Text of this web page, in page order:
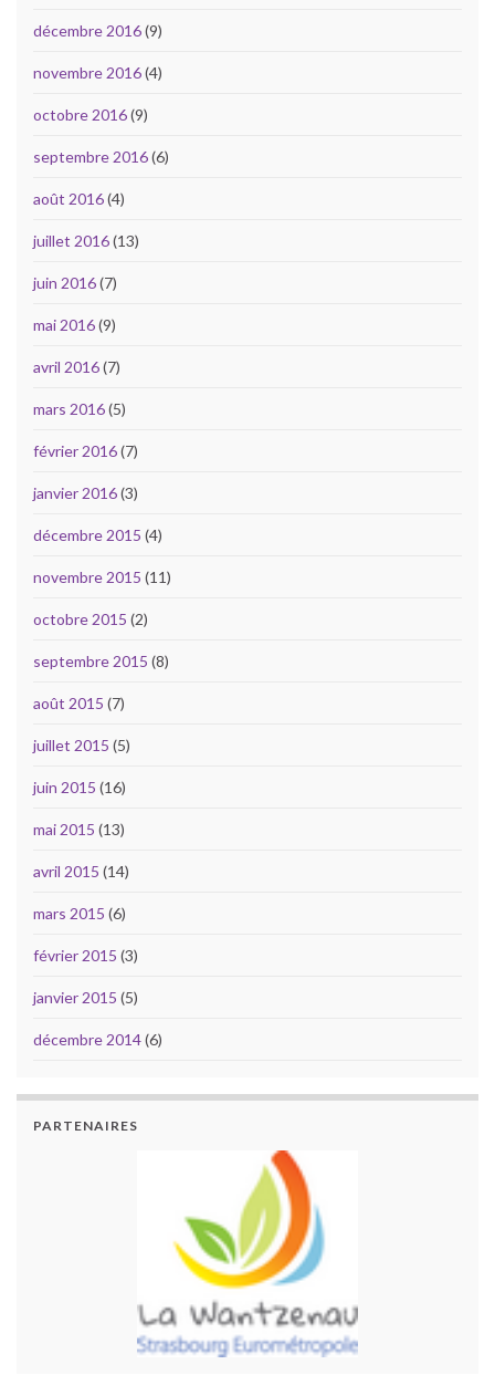
décembre 2016(9)
novembre 2016(4)
octobre 2016(9)
septembre 2016(6)
août 2016(4)
juillet 2016(13)
juin 2016(7)
mai 2016(9)
avril 2016(7)
mars 2016(5)
février 2016(7)
janvier 2016(3)
décembre 2015 (4)
novembre 2015 (11)
octobre 2015 (2)
septembre 2015 (8)
août 2015 (7)
juillet 2015 (5)
juin 2015 (16)
mai 2015 (13)
avril 2015 (14)
mars 2015 (6)
février 2015 (3)
janvier 2015 (5)
décembre 2014(6)
PARTENAIRES